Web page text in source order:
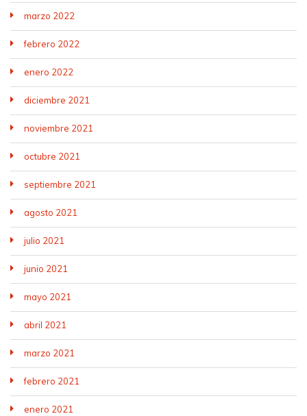
marzo 2022
febrero 2022
enero 2022
diciembre 2021
noviembre 2021
octubre 2021
septiembre 2021
agosto 2021
julio 2021
junio 2021
mayo 2021
abril 2021
marzo 2021
febrero 2021
enero 2021